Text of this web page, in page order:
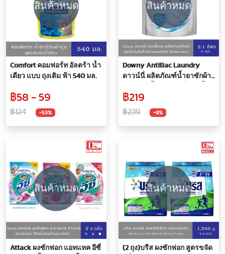
สินค้าหมด
Comfort คอมฟอร์ท อัลตร้า น้ำ
เดียว แบบ ถุงเติม ฟ้า 540 มล.
฿58 - 59
฿124 -53%
สินค้าหมด
Downy AntiBac Laundry
ดาวน์นี่ ผลิตภัณฑ์น้ำยาซักผ้า
จากแบคทีเรีย 2.,100 มล.
฿219
฿239 -9%
สินค้าหมด
Attack ผงซักฟอก แอทแทค อีซี่
สินค้าหมด
(2 ถุง)บรีส ผงซักฟอก สูตรขจัด